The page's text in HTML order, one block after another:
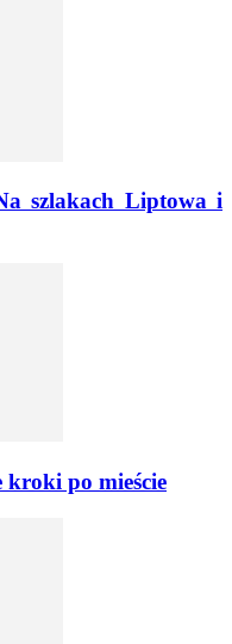
szlakach Liptowa i
kroki po mieście